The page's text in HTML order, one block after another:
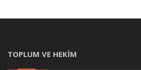
TOPLUM VE HEKİM